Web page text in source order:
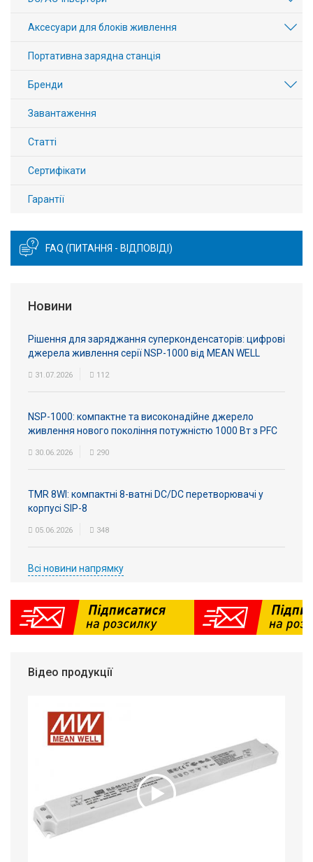
Аксесуари для блоків живлення
Портативна зарядна станція
Бренди
Завантаження
Статті
Сертифікати
Гарантії
FAQ (ПИТАННЯ - ВІДПОВІДІ)
Новини
Рішення для заряджання суперконденсаторів: цифрові
джерела живлення серії NSP-1000 від MEAN WELL
31.07.2026 112
NSP-1000: компактне та високонадійне джерело
живлення нового покоління потужністю 1000 Вт з PFC
30.06.2026 290
TMR 8WI: компактні 8-ватні DC/DC перетворювачі у
корпусі SIP-8
05.06.2026 348
Всі новини напрямку
Відео продукції